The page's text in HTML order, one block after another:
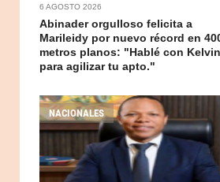
6 AGOSTO 2026
Abinader orgulloso felicita a
Marileidy por nuevo récord en
metros planos: "Hablé con Kelvin
para agilizar tu apto."
NACIONALES